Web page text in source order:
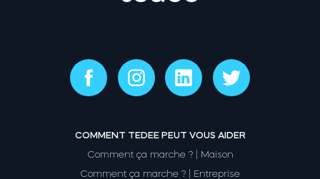
COMMENT TEDEE PEUT VOUS AIDER
Comment ça marche ? | Maison
Comment ça marche ? | Entreprise